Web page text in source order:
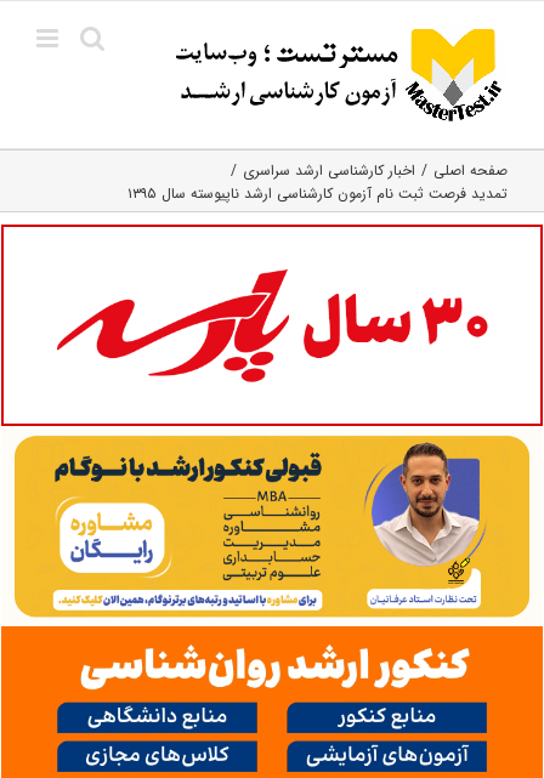
content
صفحه اصلی
اخبار کارشناسی ارشد سراسری
تمدید فرصت ثبت نام آزمون کارشناسی ارشد ناپیوسته سال ۱۳۹۵